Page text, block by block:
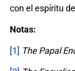
con el espíritu
Notas:
[1] The Papal